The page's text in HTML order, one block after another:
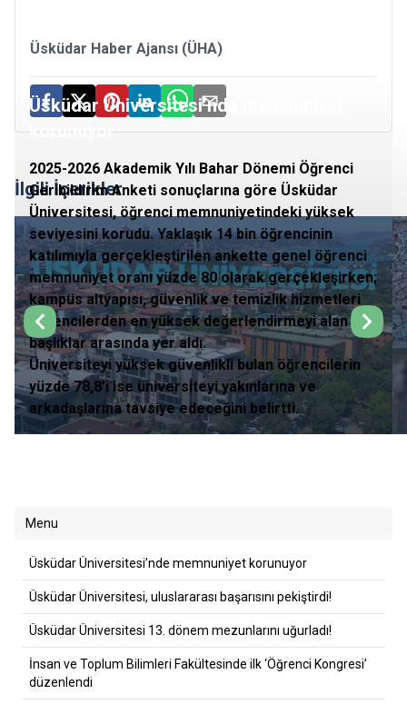
Üsküdar Haber Ajansı (ÜHA)
İlgili İçerikler
Üsküdar Üniversitesi’nde memnuniyet
korunuyor
2025-2026 Akademik Yılı Bahar Dönemi Öğrenci
Geribildirim Anketi sonuçlarına göre Üsküdar
Üniversitesi, öğrenci memnuniyetindeki yüksek
seviyesini korudu. Yaklaşık 14 bin öğrencinin
katılımıyla gerçekleştirilen ankette genel öğrenci
memnuniyet oranı yüzde 80 olarak gerçekleşirken;
kampüs altyapısı, güvenlik ve temizlik hizmetleri
öğrencilerden en yüksek değerlendirmeyi alan
başlıklar arasında yer aldı.
Üniversiteyi yüksek güvenlikli bulan öğrencilerin
yüzde 78,8'i ise üniversiteyi yakınlarına ve
arkadaşlarına tavsiye edeceğini belirtti.
Menu
Üsküdar Üniversitesi’nde memnuniyet korunuyor
Üsküdar Üniversitesi, uluslararası başarısını pekiştirdi!
Üsküdar Üniversitesi 13. dönem mezunlarını uğurladı!
İnsan ve Toplum Bilimleri Fakültesinde ilk ‘Öğrenci Kongresi’
düzenlendi